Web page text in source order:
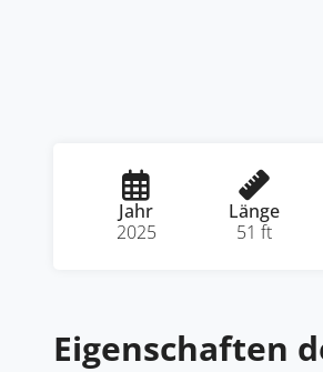
Jahr
2025
Länge
51 ft
Eigenschaften